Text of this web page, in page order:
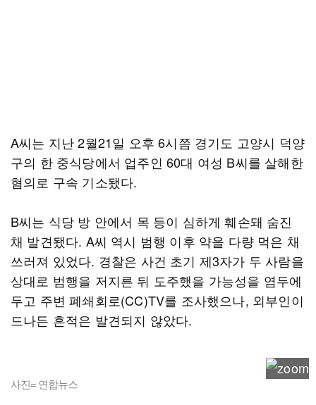
A씨는 지난 2월21일 오후 6시쯤 경기도 고양시 덕양
구의 한 중식당에서 업주인 60대 여성 B씨를 살해한
혐의로 구속 기소됐다.
B씨는 식당 방 안에서 목 등이 심하게 훼손돼 숨진
채 발견됐다. A씨 역시 범행 이후 약을 다량 먹은 채
쓰러져 있었다. 경찰은 사건 초기 제3자가 두 사람을
상대로 범행을 저지른 뒤 도주했을 가능성을 염두에
두고 주변 폐쇄회로(CC)TV를 조사했으나, 외부인이
드나든 흔적은 발견되지 않았다.
사진= 연합뉴스